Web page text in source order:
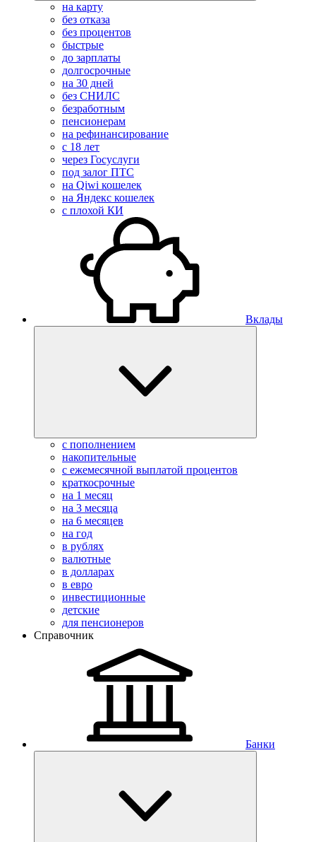
на карту
без отказа
без процентов
быстрые
до зарплаты
долгосрочные
на 30 дней
без СНИЛС
безработным
пенсионерам
на рефинансирование
с 18 лет
через Госуслуги
под залог ПТС
на Qiwi кошелек
на Яндекс кошелек
с плохой КИ
Вклады
с пополнением
накопительные
с ежемесячной выплатой процентов
краткосрочные
на 1 месяц
на 3 месяца
на 6 месяцев
на год
в рублях
валютные
в долларах
в евро
инвестиционные
детские
для пенсионеров
Справочник
Банки